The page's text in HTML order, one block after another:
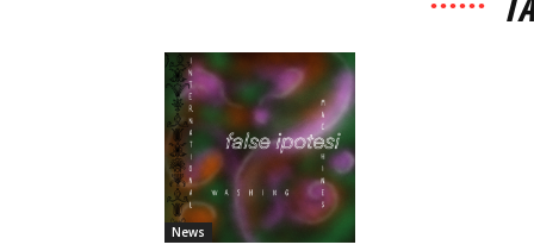
News